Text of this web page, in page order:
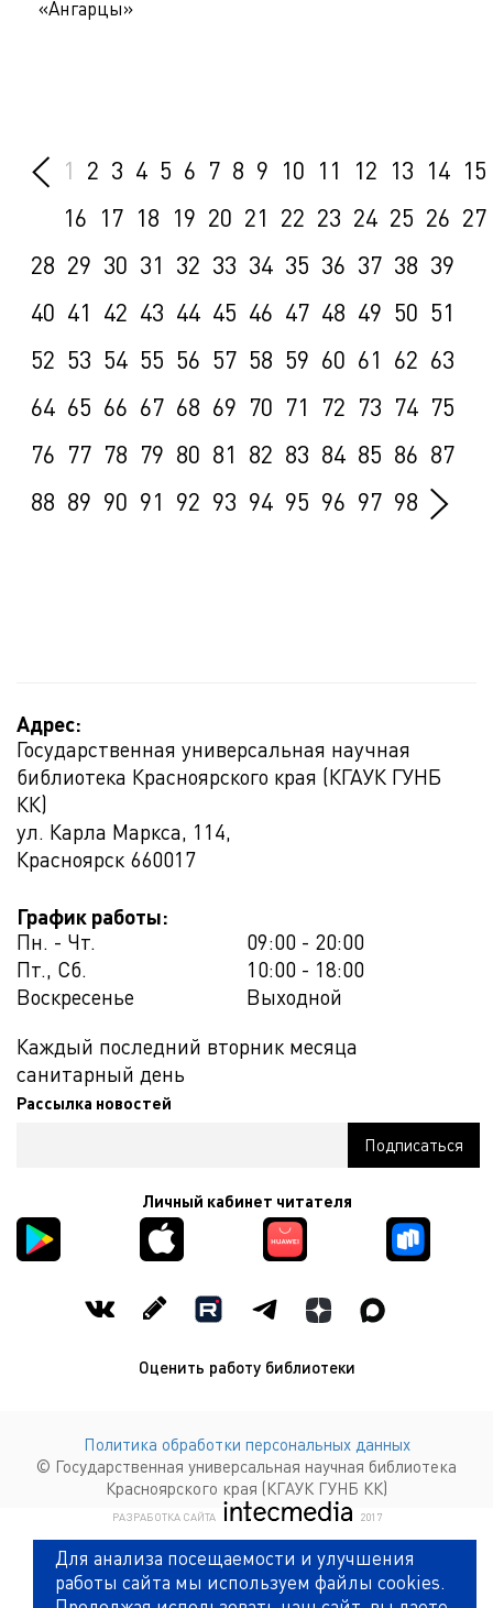
«Ангарцы»
1 2 3 4 5 6 7 8 9 10 11 12 13 14 15
16 17 18 19 20 21 22 23 24 25 26 27
28 29 30 31 32 33 34 35 36 37 38 39
40 41 42 43 44 45 46 47 48 49 50 51
52 53 54 55 56 57 58 59 60 61 62 63
64 65 66 67 68 69 70 71 72 73 74 75
76 77 78 79 80 81 82 83 84 85 86 87
88 89 90 91 92 93 94 95 96 97 98
Адрес:
Государственная универсальная научная
библиотека Красноярского края (КГАУК ГУНБ
КК)
ул. Карла Маркса, 114,
Красноярск 660017
График работы:
Пн. - Чт.
09:00 - 20:00
Пт., Сб.
10:00 - 18:00
Воскресенье
Выходной
Каждый последний вторник месяца
санитарный день
Рассылка новостей
Личный кабинет читателя
Оценить работу библиотеки
Политика обработки персональных данных
© Государственная универсальная научная библиотека
Красноярского края (КГАУК ГУНБ КК)
РАЗРАБОТКА САЙТА КОМПАНИЯ ИНТЕКМЕДИА
2017
Для анализа посещаемости и улучшения
работы сайта мы используем файлы cookies.